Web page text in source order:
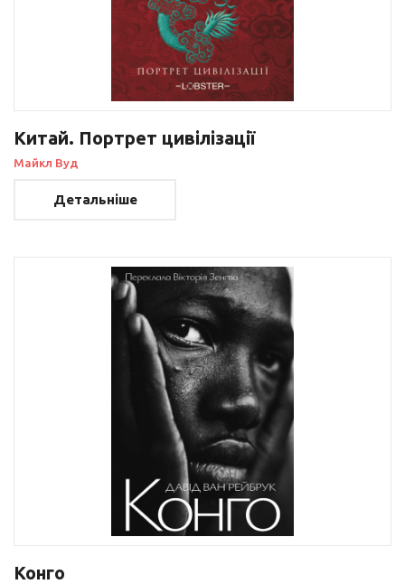
Китай. Портрет цивілізації
Майкл Вуд
Детальніше
Конго